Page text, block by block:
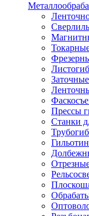
Прессы
Станки